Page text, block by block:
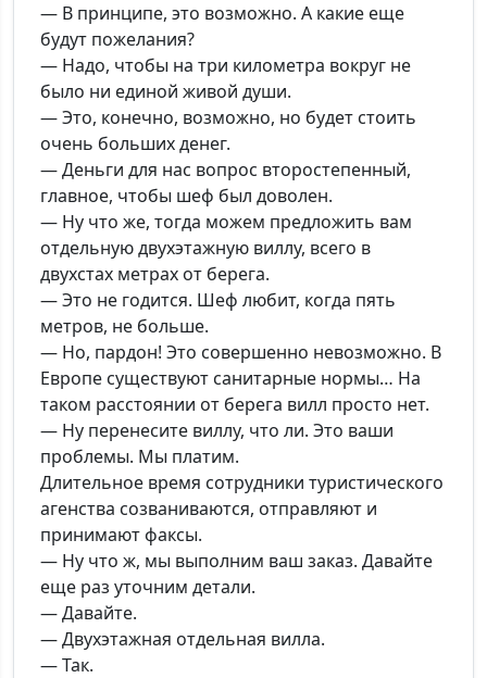
— В принципе, это возможно. А какие еще
будут пожелания?
— Надо, чтобы на три километра вокруг не
было ни единой живой души.
— Это, конечно, возможно, но будет стоить
очень больших денег.
— Деньги для нас вопрос второстепенный,
главное, чтобы шеф был доволен.
— Ну что же, тогда можем предложить вам
отдельную двухэтажную виллу, всего в
двухстах метрах от берега.
— Это не годится. Шеф любит, когда пять
метров, не больше.
— Но, пардон! Это совершенно невозможно. В
Европе существуют санитарные нормы… На
таком расстоянии от берега вилл просто нет.
— Ну перенесите виллу, что ли. Это ваши
проблемы. Мы платим.
Длительное время сотрудники туристического
агенства созваниваются, отправляют и
принимают факсы.
— Ну что ж, мы выполним ваш заказ. Давайте
еще раз уточним детали.
— Давайте.
— Двухэтажная отдельная вилла.
— Так.